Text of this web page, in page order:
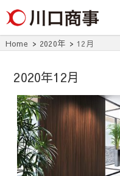
事株式
会社
アパート・マンシ
ョン・マンショ
ン・店舗・事務所
は川口商事株式会
Home 2020年 12月
2020年12月